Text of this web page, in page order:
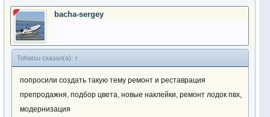
bacha-sergey
Tohatsu сказал(а): ↑
попросили создать такую тему ремонт и реставрация
препродажня, подбор цвета, новые наклейки, ремонт лодок пвх,
модернизация